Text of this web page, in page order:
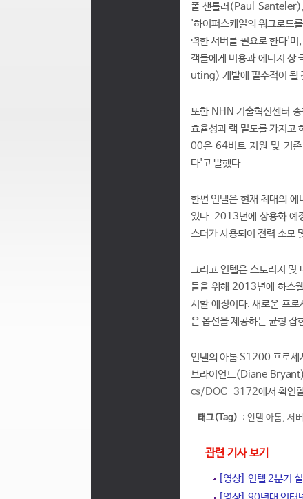
폴 샌틀러(Paul Santeler),
'하이퍼스케일의 워크로드
력한 서버를 필요로 한다'
객들에게 비용과 에너지
uting) 개발에 필수적이 될
또한 NHN 기술혁신센터
효율성과 랙 밀도를 가지고
00은 64비트 지원 및 기
다'고 말했다.
한편 인텔은 현재 최대의
있다. 2013년에 상용화 예
스터가 사용되어 전력 소모
그리고 인텔은 스토리지
들을 위해 2013년에 하스
시할 예정이다. 새로운 프
은 옵션을 제공하는 균형 잡
인텔의 아톰 S1200 프로세
브라이언트(Diane Bryant)
cs/DOC-3172에서 확인
태그(Tag) : 인텔 아톰, 서버
관련 기사 보기
[영상] 인텔 2분기